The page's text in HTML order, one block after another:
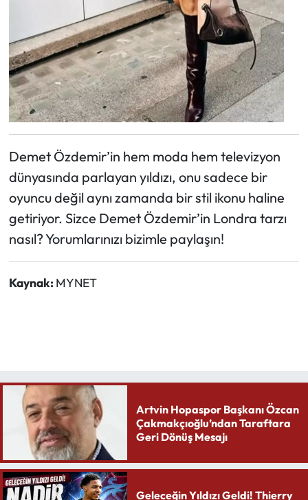
Demet Özdemir’in hem moda hem televizyon
dünyasında parlayan yıldızı, onu sadece bir
oyuncu değil aynı zamanda bir stil ikonu haline
getiriyor. Sizce Demet Özdemir’in Londra tarzı
nasıl? Yorumlarınızı bizimle paylaşın!
Kaynak: MYNET
Artvin Hopaspor Başkanı Özcan
Çakmakçıoğlu’ndan Taraftara
Geri Dönüş Mesajı
Geleceğin Yıldızı Geldi! Thierry